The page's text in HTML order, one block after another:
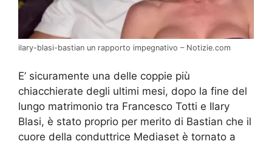
ilary-blasi-bastian un rapporto impegnativo – Notizie.com
E’ sicuramente una delle coppie più
chiacchierate degli ultimi mesi, dopo la fine del
lungo matrimonio tra Francesco Totti e Ilary
Blasi, è stato proprio per merito di Bastian che il
cuore della conduttrice Mediaset è tornato a